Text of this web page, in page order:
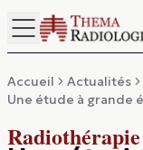
Accueil Actualités
Une étude à grande